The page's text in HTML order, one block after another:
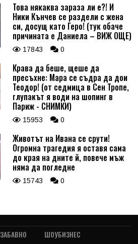
Това някаква зараза ли е?! И
Ники Кънчев се раздели с жена
си, досущ като Геро! (тук обаче
причината е Даниела – ВИЖ ОЩЕ)
17843 0
Крава да беше, щеше да
пресъхне: Мара се съдра да дои
Теодор! (от седмица в Сен Тропе,
глупакът я води на шопинг в
Париж - СНИМКИ)
15953 0
Животът на Ивана се срути!
Огромна трагедия я оставя сама
до края на дните й, повече мъж
няма да погледне
15743 0
ЗАБАВНО ШОУБИЗНЕС